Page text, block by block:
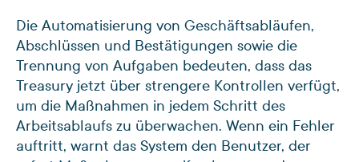
Die Automatisierung von Geschäftsabläufen,
Abschlüssen und Bestätigungen sowie die
Trennung von Aufgaben bedeuten, dass das
Treasury jetzt über strengere Kontrollen verfügt,
um die Maßnahmen in jedem Schritt des
Arbeitsablaufs zu überwachen. Wenn ein Fehler
auftritt, warnt das System den Benutzer, der